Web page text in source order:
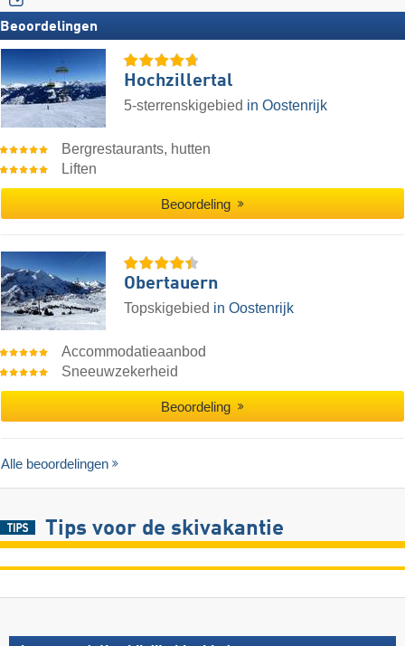
Beoordelingen
Hochzillertal
5-sterrenskigebied in Oostenrijk
Bergrestaurants, hutten
Liften
Beoordeling
Obertauern
Topskigebied in Oostenrijk
Accommodatieaanbod
Sneeuwzekerheid
Beoordeling
Alle beoordelingen
Tips voor de skivakantie